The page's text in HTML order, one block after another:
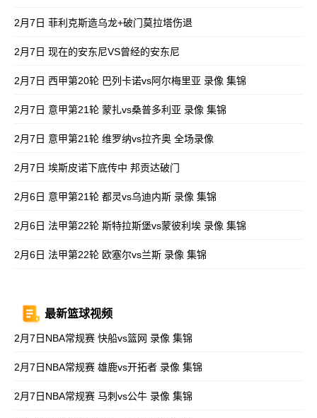
2月7日 菲利克斯造乌龙+破门莫拉塔伤退
2月7日 现在的安东尼VS曾经的安东尼
2月7日 西甲第20轮 巴列卡诺vs阿尔梅里亚 录像 集锦
2月7日 意甲第21轮 蒙扎vs桑普多利亚 录像 集锦
2月7日 意甲第21轮 维罗纳vs拉齐奥 全场录像
2月7日 埃斯皮诺下底传中 邦贡达破门
2月6日 意甲第21轮 都灵vs乌迪内斯 录像 集锦
2月6日 法甲第22轮 斯特拉斯堡vs蒙彼利埃 录像 集锦
2月6日 法甲第22轮 欧塞尔vs兰斯 录像 集锦
最新篮球视频
2月7日NBA常规赛 快船vs篮网 录像 集锦
2月7日NBA常规赛 雄鹿vs开拓者 录像 集锦
2月7日NBA常规赛 马刺vs公牛 录像 集锦